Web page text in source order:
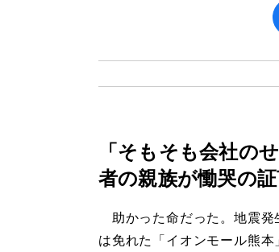
「そもそも会社の
者の親族が慟哭の
助かった命だった。地震発
は免れた「イオンモール熊本